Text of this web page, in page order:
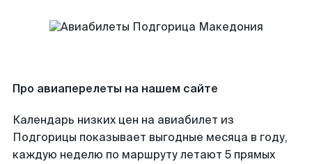
Про авиаперелеты на нашем сайте
Календарь низких цен на авиабилет из
Подгорицы показывает выгодные месяца в году,
каждую неделю по маршруту летают 5 прямых